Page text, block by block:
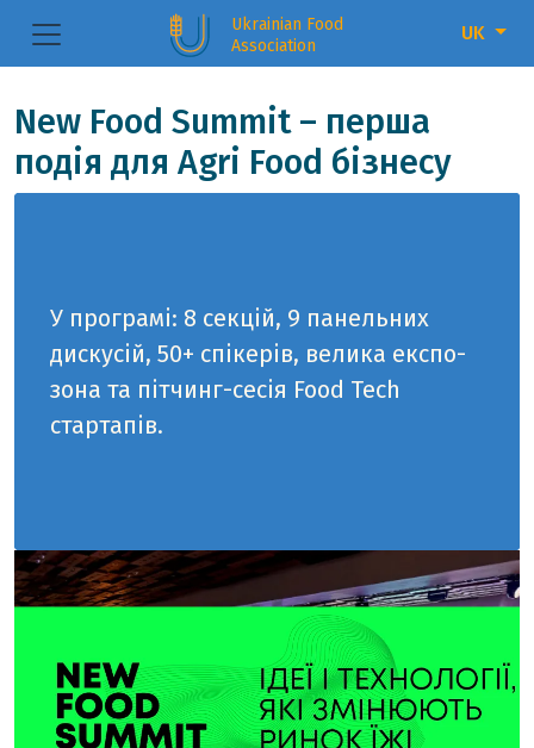
Ukrainian Food
Association
UK
New Food Summit – перша
подія для Agri Food бізнесу
У програмі: 8 секцій, 9 панельних
дискусій, 50+ спікерів, велика експо-
зона та пітчинг-сесія Food Tech
стартапів.